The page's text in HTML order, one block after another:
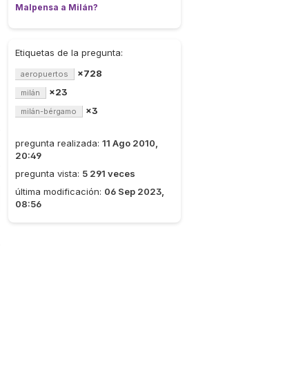
Malpensa a Milán?
Etiquetas de la pregunta:
aeropuertos ×728
milán ×23
milán-bérgamo ×3
pregunta realizada: 11 Ago 2010,
20:49
pregunta vista: 5 291 veces
última modificación: 06 Sep 2023,
08:56